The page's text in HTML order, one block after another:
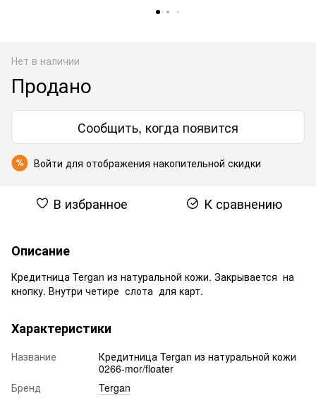
Нет в наличии
Продано
Сообщить, когда появится
% Войти для отображения накопительной скидки
В избранное К сравнению
Описание
Кредитница Tergan из натуральной кожи. Закрывается на
кнопку. Внутри четире слота для карт.
Характеристики
Название
Кредитница Tergan из натуральной кожи
0266-mor/floater
Бренд
Tergan